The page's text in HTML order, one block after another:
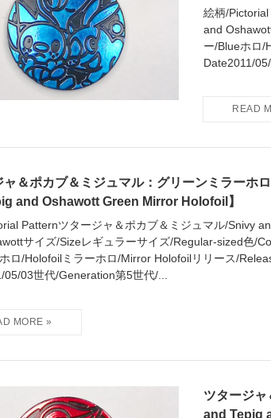
絵柄/
and
ー/Blueホロ/
Date2011/
ャ＆ポカブ＆ミジュマル：グリーンミラーホ
and Oshawott Green Mirror Holofoil】
Patternツタージャ＆ポカブ＆ミジュマル/Snivy
サイズ/Sizeレギュラーサイズ/Regular-sized色/
ロ/Holofoilミラーホロ/Mirror Holofoilリリース/
05/03世代/Generation第5世代/...
ツタージ
and Tepig